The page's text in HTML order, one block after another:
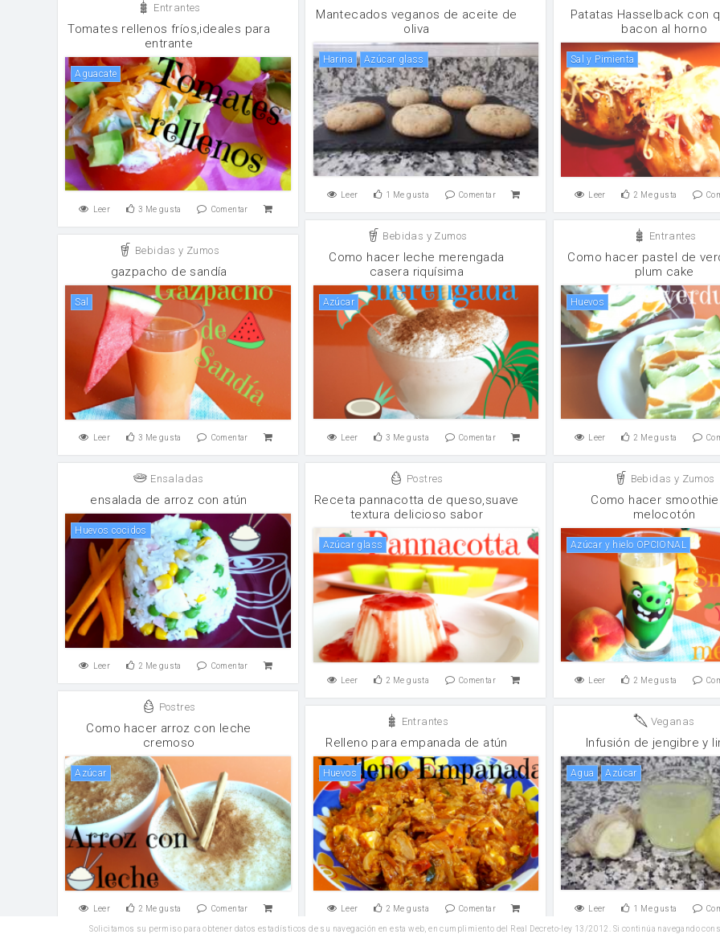
Mantecados veganos de aceite de
oliva
harina Azúcar glass
Leer 1 Me gusta Comentar
Patatas Hasselback con
bacon al horno
Sal y Pimienta
Leer 2 Me gusta
Entrantes
Tomates rellenos fríos,ideales para
entrante
Aguacate
Leer 3 Me gusta Comentar
Bebidas y Zumos
Como hacer leche merengada
casera riquísima
Azúcar
Leer 3 Me gusta Comentar
Entrantes
Como hacer pastel de
plum cake
huevos
Leer 2 Me gusta
Bebidas y Zumos
gazpacho de sandía
sal
Leer 3 Me gusta Comentar
Ensaladas
ensalada de arroz con atún
huevos cocidos
Leer 2 Me gusta Comentar
Postres
Receta pannacotta de queso,suave
textura delicioso sabor
Azúcar glass
Leer 2 Me gusta Comentar
Bebidas y Zumos
Como hacer
melocotón
azúcar y hielo OPCIONAL
Leer 2 Me gusta
Postres
Como hacer arroz con leche
cremoso
Azúcar
Leer 2 Me gusta Comentar
Entrantes
Relleno para empanada de atún
huevos
Leer 2 Me gusta Comentar
Veganas
Infusión de jengibre y
agua Azúcar
Leer 1 Me gusta
Solicitamos su permiso para obtener datos estadísticos de su navegación en esta web, en cumplimiento del Real Decreto-ley 13/2012. Si continúa navegando